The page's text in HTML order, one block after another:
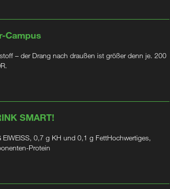
Campus
– der Drang nach draußen ist größer denn je. 200
SMART!
EIWEISS, 0,7 g KH und 0,1 g FettHochwertiges,
Protein